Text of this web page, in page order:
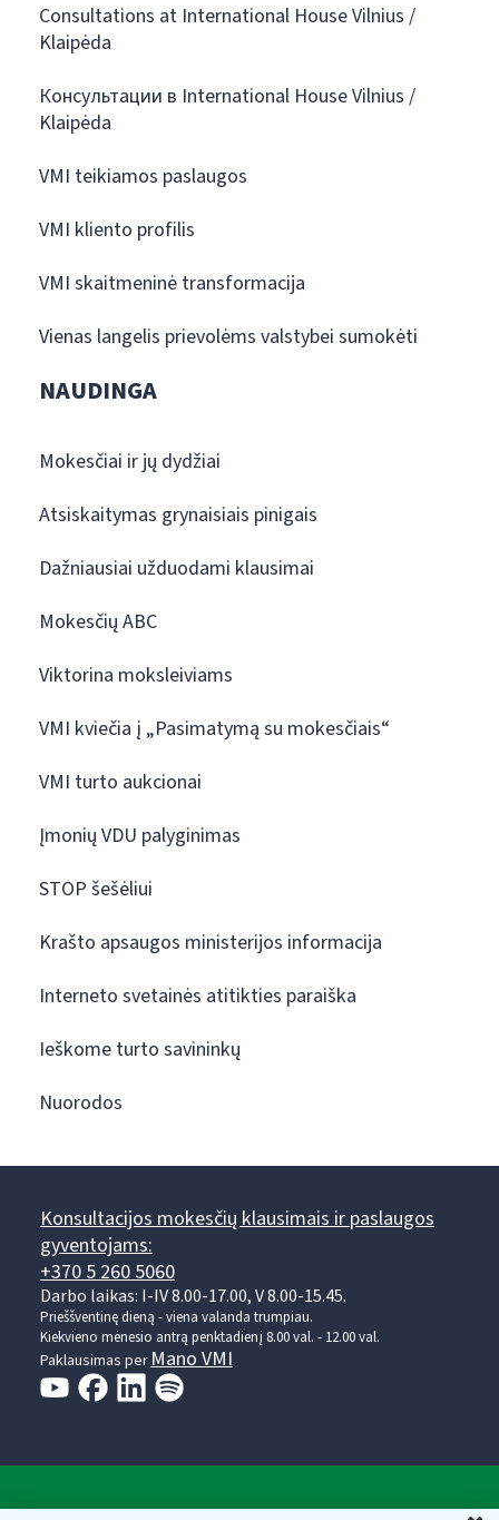
Consultations at International House Vilnius /
Klaipėda
Консультации в International House Vilnius /
Klaipėda
VMI teikiamos paslaugos
VMI kliento profilis
VMI skaitmeninė transformacija
Vienas langelis prievolėms valstybei sumokėti
NAUDINGA
Mokesčiai ir jų dydžiai
Atsiskaitymas grynaisiais pinigais
Dažniausiai užduodami klausimai
Mokesčių ABC
Viktorina moksleiviams
VMI kviečia į „Pasimatymą su mokesčiais“
VMI turto aukcionai
Įmonių VDU palyginimas
STOP šešėliui
Krašto apsaugos ministerijos informacija
Interneto svetainės atitikties paraiška
Ieškome turto savininkų
Nuorodos
Konsultacijos mokesčių klausimais ir paslaugos
gyventojams:
+370 5 260 5060
Darbo laikas: I-IV 8.00-17.00, V 8.00-15.45.
Prieššventinę dieną - viena valanda trumpiau.
Kiekvieno mėnesio antrą penktadienį 8.00 val. - 12.00 val.
Paklausimas per Mano VMI